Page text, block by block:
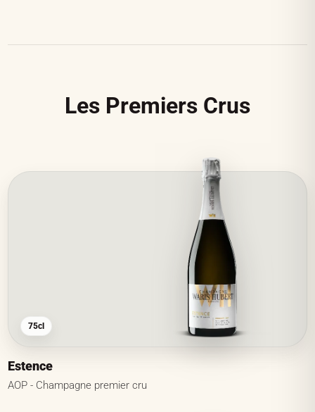
Les Premiers Crus
75cl
Estence
AOP - Champagne premier cru